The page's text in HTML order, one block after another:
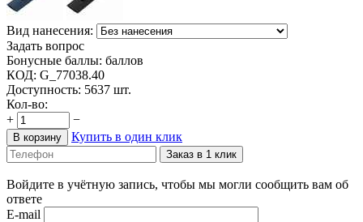
Вид нанесения:
Задать вопрос
Бонусные баллы: баллов
КОД: G_77038.40
Доступность: 5637 шт.
Кол-во:
+
−
В корзину Купить в один клик
Заказ в 1 клик
Войдите в учётную запись, чтобы мы могли сообщить вам об
ответе
E-mail